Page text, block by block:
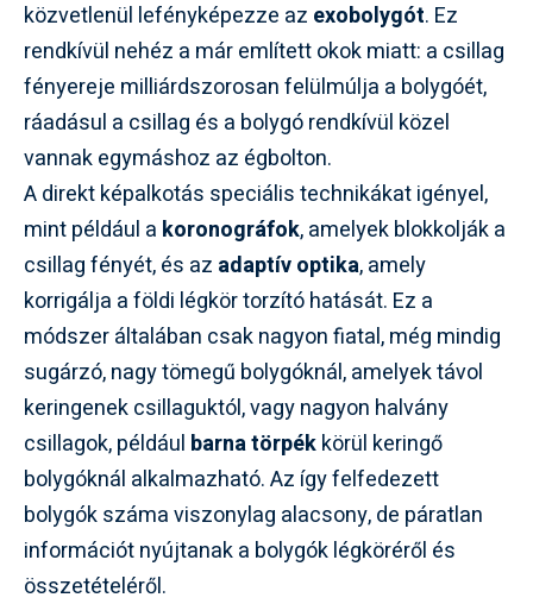
közvetlenül lefényképezze az exobolygót. Ez
rendkívül nehéz a már említett okok miatt: a csillag
fényereje milliárdszorosan felülmúlja a bolygóét,
ráadásul a csillag és a bolygó rendkívül közel
vannak egymáshoz az égbolton.
A direkt képalkotás speciális technikákat igényel,
mint például a koronográfok, amelyek blokkolják a
csillag fényét, és az adaptív optika, amely
korrigálja a földi légkör torzító hatását. Ez a
módszer általában csak nagyon fiatal, még mindig
sugárzó, nagy tömegű bolygóknál, amelyek távol
keringenek csillaguktól, vagy nagyon halvány
csillagok, például barna törpékkörül keringő
bolygóknál alkalmazható. Az így felfedezett
bolygók száma viszonylag alacsony, de páratlan
információt nyújtanak a bolygók légköréről és
összetételéről.